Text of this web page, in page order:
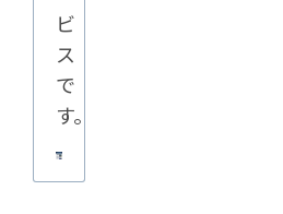
ビ
ス
で
す。